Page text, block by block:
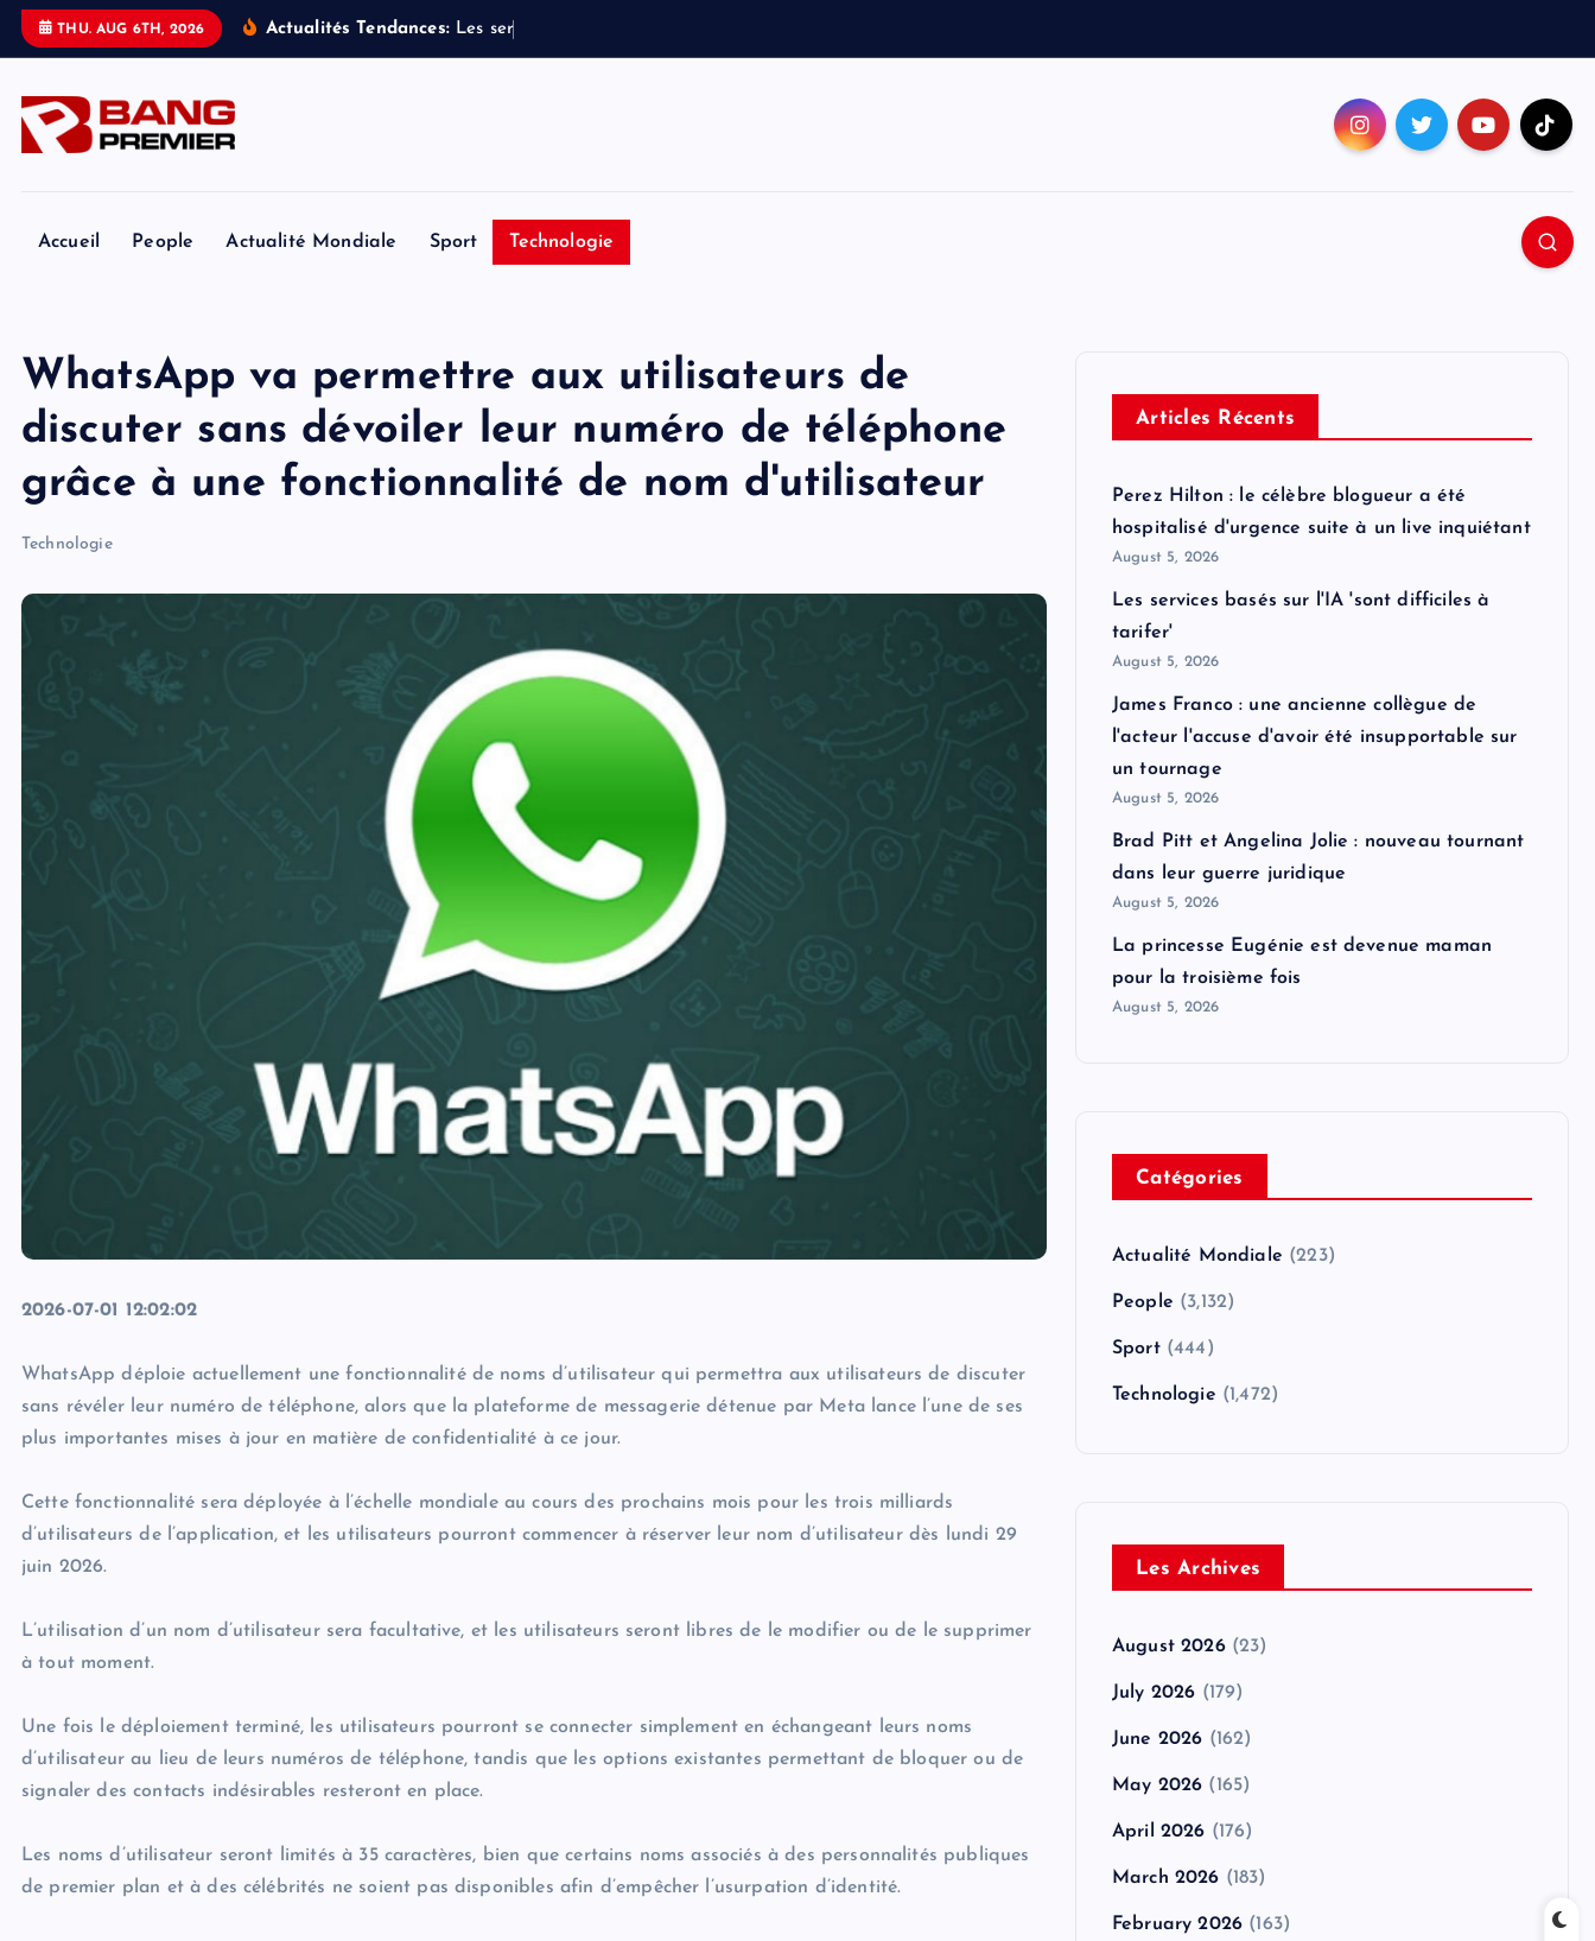
THU. AUG 6TH, 2026 Actualités Tendances: Les ser
Accueil People Actualité Mondiale Sport Technologie
WhatsApp va permettre aux utilisateurs de
discuter sans dévoiler leur numéro de téléphone
grâce à une fonctionnalité de nom d'utilisateur
Technologie
2026-07-01 12:02:02
WhatsApp déploie actuellement une fonctionnalité de noms d’utilisateur qui permettra aux utilisateurs de discuter
sans révéler leur numéro de téléphone, alors que la plateforme de messagerie détenue par Meta lance l’une de ses
plus importantes mises à jour en matière de confidentialité à ce jour.
Cette fonctionnalité sera déployée à l’échelle mondiale au cours des prochains mois pour les trois milliards
d’utilisateurs de l’application, et les utilisateurs pourront commencer à réserver leur nom d’utilisateur dès lundi 29
juin 2026.
L’utilisation d’un nom d’utilisateur sera facultative, et les utilisateurs seront libres de le modifier ou de le supprimer
à tout moment.
Une fois le déploiement terminé, les utilisateurs pourront se connecter simplement en échangeant leurs noms
d’utilisateur au lieu de leurs numéros de téléphone, tandis que les options existantes permettant de bloquer ou de
signaler des contacts indésirables resteront en place.
Les noms d’utilisateur seront limités à 35 caractères, bien que certains noms associés à des personnalités publiques
de premier plan et à des célébrités ne soient pas disponibles afin d’empêcher l’usurpation d’identité.
Articles Récents
Perez Hilton : le célèbre blogueur a été
hospitalisé d'urgence suite à un live inquiétant
August 5, 2026
Les services basés sur l'IA 'sont difficiles à
tarifer'
August 5, 2026
James Franco : une ancienne collègue de
l'acteur l'accuse d'avoir été insupportable sur
un tournage
August 5, 2026
Brad Pitt et Angelina Jolie : nouveau tournant
dans leur guerre juridique
August 5, 2026
La princesse Eugénie est devenue maman
pour la troisième fois
August 5, 2026
Catégories
Actualité Mondiale (223)
People (3,132)
Sport(444)
Technologie (1,472)
Les Archives
August 2026(23)
July 2026 (179)
June 2026 (162)
May 2026 (165)
April 2026 (176)
March 2026 (183)
February 2026 (163)